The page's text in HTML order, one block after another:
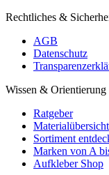
Rechtliches &
AGB
Datenschutz
Wissen & Orientierung
Ratgeber
Materialübersicht
Sortiment
Marken von A
Aufkleber Shop